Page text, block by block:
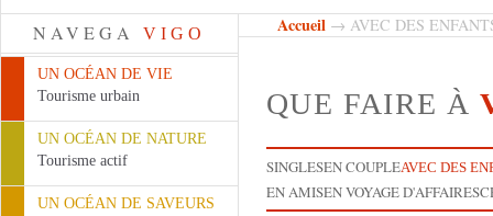
NAVEGA VIGO
UN OCÉAN DE VIE
Tourisme urbain
UN OCÉAN DE NATURE
Tourisme actif
UN OCÉAN DE SAVEURS
Accueil → AVEC DES
QUE FAIRE À
SINGLESEN COUPLEAVEC DES
EN AMISEN VOYAGE D'AFFAIRES